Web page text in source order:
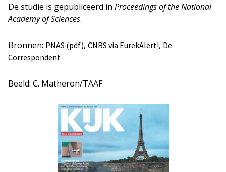
De studie is gepubliceerd in Proceedings of the National
Academy of Sciences.
Bronnen: PNAS (pdf), CNRS via EurekAlert!, De
Correspondent
Beeld: C. Matheron/TAAF